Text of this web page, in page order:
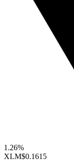
1.26%
XLM$0.1615